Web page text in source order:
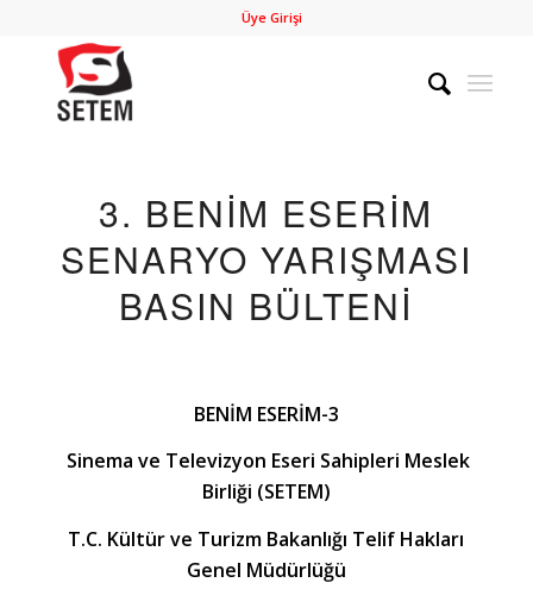
Üye Girişi
3. BENIM ESERIM
SENARYO YARIŞMASI
BASIN BÜLTENI
BENİM ESERİM-3
Sinema ve Televizyon Eseri Sahipleri Meslek
Birliği (SETEM)
T.C. Kültür ve Turizm Bakanlığı Telif Hakları
Genel Müdürlüğü